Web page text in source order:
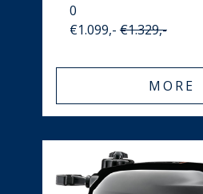
0
€1.099,- €1.329,-
MORE